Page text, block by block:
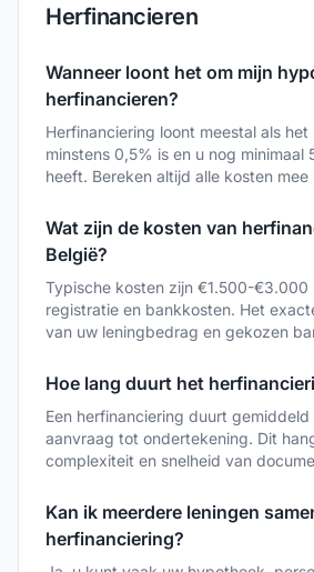
Herfinancieren
Wanneer loont het om mijn
herfinancieren?
Herfinanciering loont meestal als
minstens 0,5% is en u nog minimaal
heeft. Bereken altijd alle kosten mee
Wat zijn de kosten van
België?
Typische kosten zijn €1.500-€3.000
registratie en bankkosten. Het
van uw leningbedrag en gekozen
Hoe lang duurt het
Een herfinanciering duurt
aanvraag tot ondertekening. Dit
complexiteit en snelheid van
Kan ik meerdere leningen
herfinanciering?